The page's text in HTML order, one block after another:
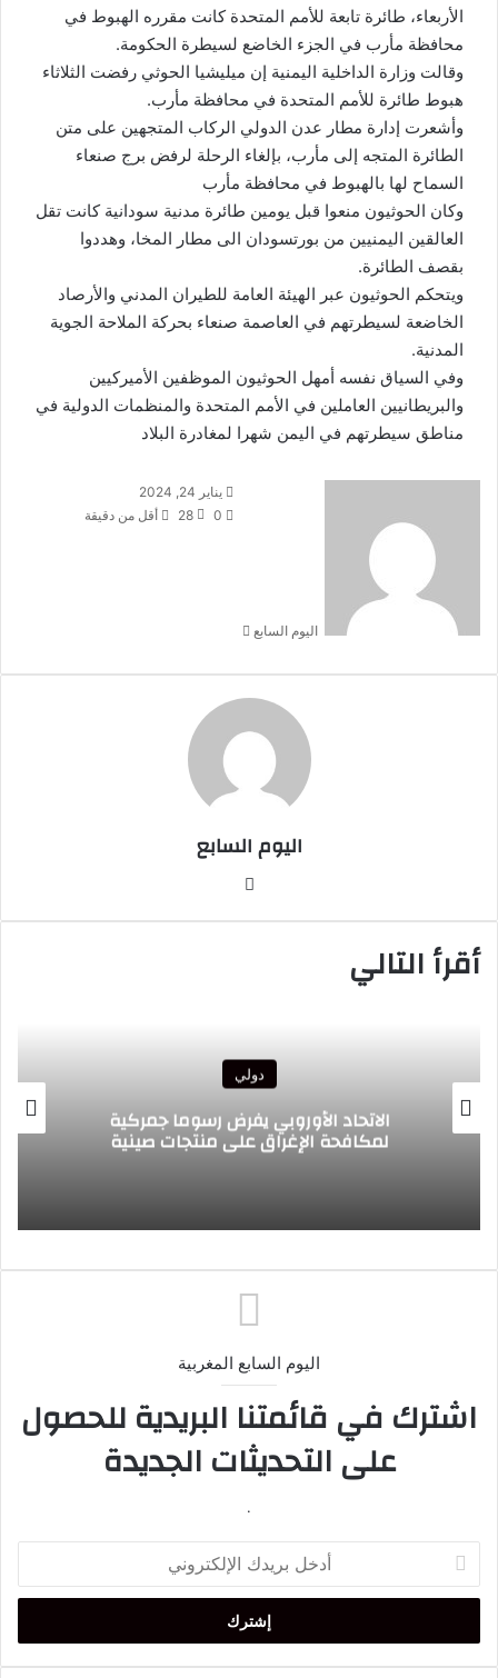
الأربعاء، طائرة تابعة للأمم المتحدة كانت مقرره الهبوط في
محافظة مأرب في الجزء الخاضع لسيطرة الحكومة.
وقالت وزارة الداخلية اليمنية إن ميليشيا الحوثي رفضت الثلاثاء
هبوط طائرة للأمم المتحدة في محافظة مأرب.
وأشعرت إدارة مطار عدن الدولي الركاب المتجهين على متن
الطائرة المتجه إلى مأرب، بإلغاء الرحلة لرفض برج صنعاء
السماح لها بالهبوط في محافظة مأرب
وكان الحوثيون منعوا قبل يومين طائرة مدنية سودانية كانت تقل
العالقين اليمنيين من بورتسودان الى مطار المخا، وهددوا
بقصف الطائرة.
ويتحكم الحوثيون عبر الهيئة العامة للطيران المدني والأرصاد
الخاضعة لسيطرتهم في العاصمة صنعاء بحركة الملاحة الجوية
المدنية.
وفي السياق نفسه أمهل الحوثيون الموظفين الأميركيين
والبريطانيين العاملين في الأمم المتحدة والمنظمات الدولية في
مناطق سيطرتهم في اليمن شهرا لمغادرة البلاد
اليوم السابع
أرسل
بريدا
يناير 24, 2024
0
28 أقل من دقيقة
اليوم السابع
أقرأ التالي
دولي
الاتحاد الأوروبي يفرض رسوما جمركية
لمكافحة الإغراق على منتجات صينية
اليوم السابع المغربية
اشترك في قائمتنا البريدية للحصول
على التحديثات الجديدة
.
بريدك
الإلكتروني